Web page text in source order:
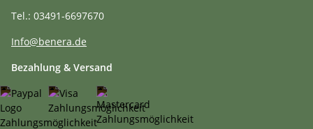
Tel.: 03491-6697670
Info@benera.de
Bezahlung & Versand